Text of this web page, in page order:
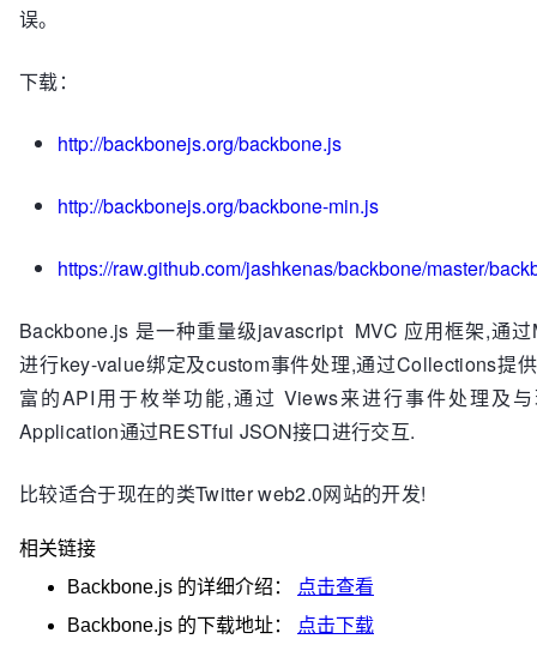
误。
下载：
http://backbonejs.org/backbone.js
http://backbonejs.org/backbone-min.js
https://raw.github.com/jashkenas/backbone/master/
Backbone.js 是一种重量级javascript MVC 应用框架,通
进行key-value绑定及custom事件处理,通过Collections提
富的API用于枚举功能,通过 Views来进行事件处理及
Application通过RESTful JSON接口进行交互.
比较适合于现在的类Twitter web2.0网站的开发!
相关链接
Backbone.js 的详细介绍：
点击查看
Backbone.js 的下载地址： 点击下载